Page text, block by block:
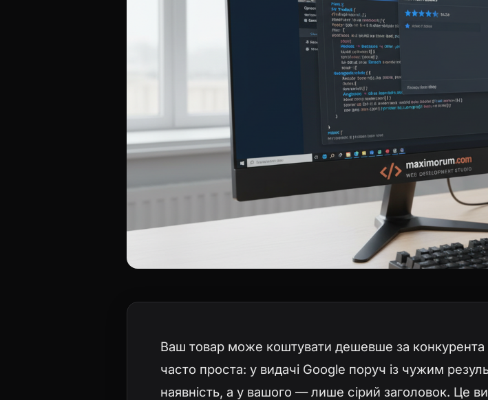
Ваш товар може коштувати дешевше за
часто проста: у видачі Google поруч із чужим
наявність, а у вашого — лише сірий заголовок. Це